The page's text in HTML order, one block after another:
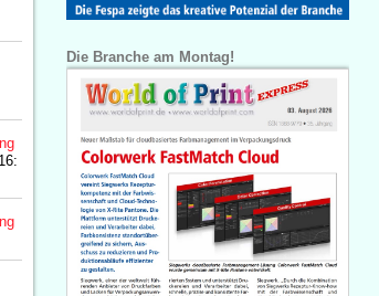
Die Branche am Montag!